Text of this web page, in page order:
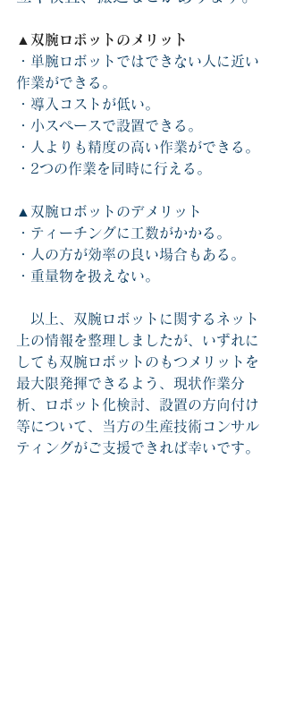
▲双腕ロボットのメリット
・単腕ロボットではできない人に近い
作業ができる。
・導入コストが低い。
・小スペースで設置できる。
・人よりも精度の高い作業ができる。
・2つの作業を同時に行える。
▲双腕ロボットのデメリット
・ティーチングに工数がかかる。
・人の方が効率の良い場合もある。
・重量物を扱えない。
以上、双腕ロボットに関するネット
上の情報を整理しましたが、いずれに
しても双腕ロボットのもつメリットを
最大限発揮できるよう、現状作業分
析、ロボット化検討、設置の方向付け
等について、当方の生産技術コンサル
ティングがご支援できれば幸いです。